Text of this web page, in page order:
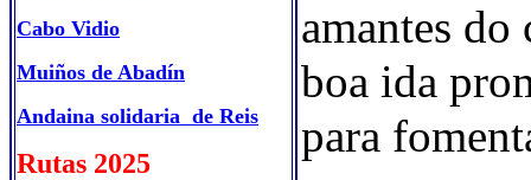
Cabo Vidio
Muiños de Abadín
Andaina solidaria de Reis
Rutas 2025
amantes do
boa ida
para